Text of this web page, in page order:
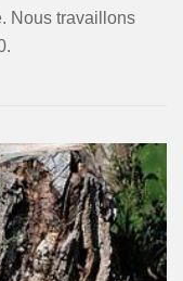
Nous travaillons